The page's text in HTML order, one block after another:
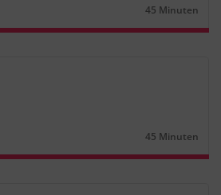
Dauer:
45 Minuten
Dauer:
45 Minuten